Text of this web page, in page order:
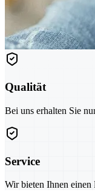
Qualität
Bei uns erhalten Sie
Service
Wir bieten Ihnen